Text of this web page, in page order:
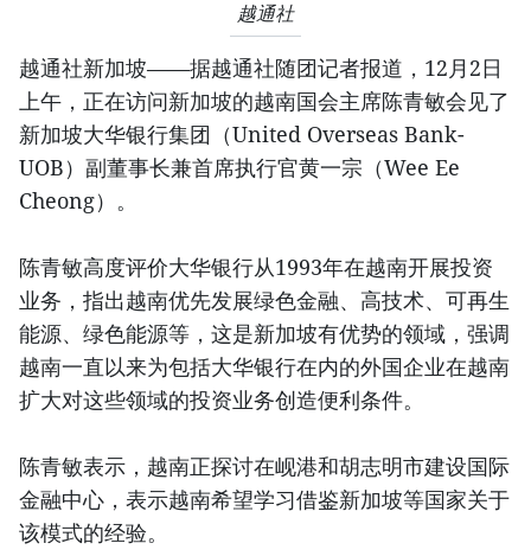
越通社
越通社新加坡——据越通社随团记者报道，12月2日
上午，正在访问新加坡的越南国会主席陈青敏会见了
新加坡大华银行集团（United Overseas Bank-
UOB）副董事长兼首席执行官黄一宗（Wee Ee
Cheong）。
陈青敏高度评价大华银行从1993年在越南开展投资
业务，指出越南优先发展绿色金融、高技术、可再生
能源、绿色能源等，这是新加坡有优势的领域，强调
越南一直以来为包括大华银行在内的外国企业在越南
扩大对这些领域的投资业务创造便利条件。
陈青敏表示，越南正探讨在岘港和胡志明市建设国际
金融中心，表示越南希望学习借鉴新加坡等国家关于
该模式的经验。